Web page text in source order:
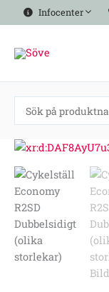
Hoppa
till
Infocenter
Cykelställ
Economy
R2SD
Dubbelsidigt
(olika
storlekar)
mängd